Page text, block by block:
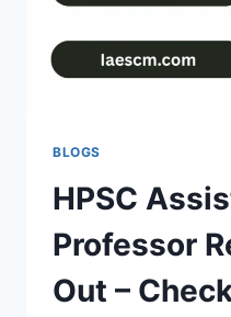
BLOGS
HPSC
Professor
Out –